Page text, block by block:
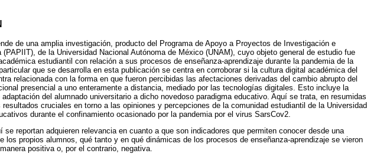
de una amplia investigación, producto del Programa de Apoyo a Proyectos de Investigación e
(PAPIIT), de la Universidad Nacional Autónoma de México (UNAM), cuyo objeto general de estudio fue
estudiantil con relación a sus procesos de enseñanza-aprendizaje durante la pandemia de la
que se desarrolla en esta publicación se centra en corroborar si la cultura digital académica del
relacionada con la forma en que fueron percibidas las afectaciones derivadas del cambio abrupto del
presencial a uno enteramente a distancia, mediado por las tecnologías digitales. Esto incluye la
del alumnado universitario a dicho novedoso paradigma educativo. Aquí se trata, en resumidas
cruciales en torno a las opiniones y percepciones de la comunidad estudiantil de la Universidad
durante el confinamiento ocasionado por la pandemia por el virus SarsCov2.
se reportan adquieren relevancia en cuanto a que son indicadores que permiten conocer desde una
los propios alumnos, qué tanto y en qué dinámicas de los procesos de enseñanza-aprendizaje se vieron
positiva o, por el contrario, negativa.